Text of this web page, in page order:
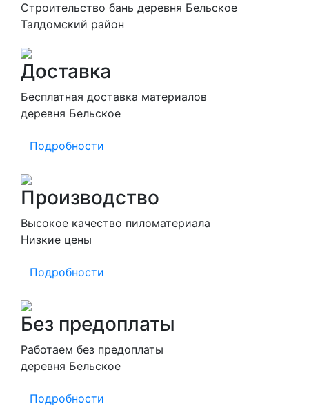
Строительство бань деревня Бельское
Талдомский район
Доставка
Бесплатная доставка материалов
деревня Бельское
Подробности
Производство
Высокое качество пиломатериала
Низкие цены
Подробности
Без предоплаты
Работаем без предоплаты
деревня Бельское
Подробности